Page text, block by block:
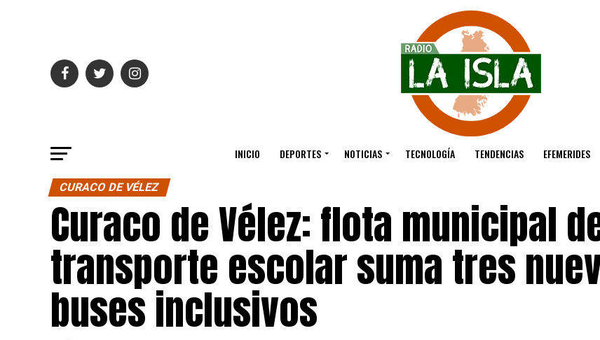
INICIO DEPORTES NOTICIAS TECNOLOGÍA TENDENCIAS EFEMERIDES
CURACO DE VÉLEZ
Curaco de Vélez: flota municipal
transporte escolar suma tres
buses inclusivos